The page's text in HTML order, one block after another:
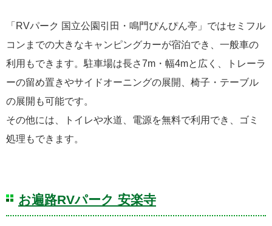
「RVパーク 国立公園引田・鳴門ぴんぴん亭」ではセミフル
コンまでの大きなキャンピングカーが宿泊でき、一般車の
利用もできます。駐車場は長さ7m・幅4mと広く、トレーラ
ーの留め置きやサイドオーニングの展開、椅子・テーブル
の展開も可能です。
その他には、トイレや水道、電源を無料で利用でき、ゴミ
処理もできます。
お遍路RVパーク 安楽寺